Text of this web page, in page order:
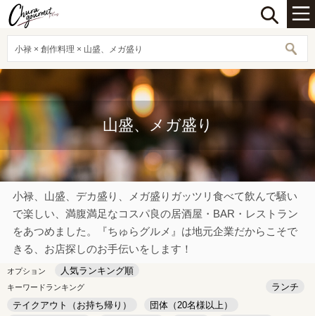
小禄 × 創作料理 × 山盛、メガ盛り
山盛、メガ盛り
小禄、山盛、デカ盛り、メガ盛りガッツリ食べて飲んで騒い
で楽しい、満腹満足なコスパ良の居酒屋・BAR・レストラン
をあつめました。『ちゅらグルメ』は地元企業だからこそで
きる、お店探しのお手伝いをします！
オプション 人気ランキング順
キーワードランキング
ランチ
テイクアウト（お持ち帰り）
団体（20名様以上）